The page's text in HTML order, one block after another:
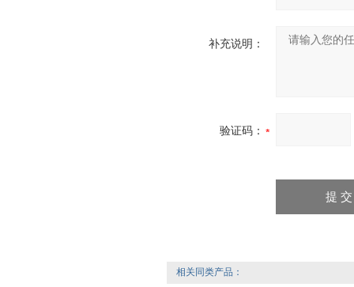
补充说明：
验证码：
相关同类产品：